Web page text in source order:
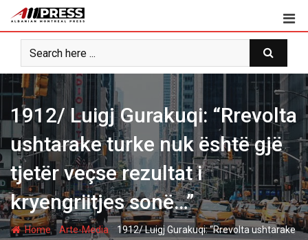
content
1912/ Luigj Gurakuqi: “Rrevolta
ushtarake turke nuk është gjë
tjetër veçse rezultat i
kryengriitjes sonë…”
Home- Arte-Media-
1912/ Luigj Gurakuqi: “Rrevolta ushtarake